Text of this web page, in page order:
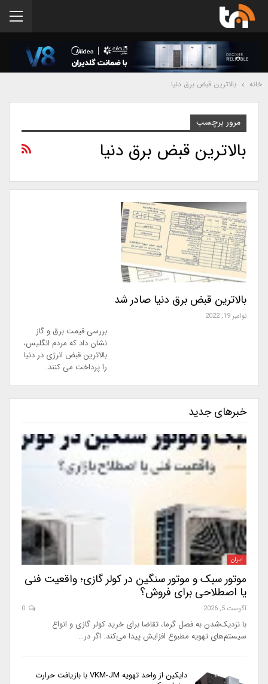
خانه بالاترین قبض برق دنیا
مرور برچسب
بالاترین قبض برق دنیا
بالاترین قبض برق دنیا صادر شد
نوامبر 19, 2022
بررسی قیمت برق و گاز
نشان داد که مردم انگلیس،
بالاترین قبض انرژی در دنیا
را پرداخت می کنند.
خبرهای جدید
ایران
موتور سبک و موتور سنگین در کولر گازی؛ واقعیت فنی
یا اصطلاحی برای فروش؟
آگوست 5, 2026
با نزدیک‌شدن به فصل گرما، تقاضا برای خرید کولر گازی و انواع
سیستم‌های تهویه مطبوع افزایش پیدا می‌کند. اگر در…
دایکین از واحد تهویه VKM-JM با بازیافت حرارت